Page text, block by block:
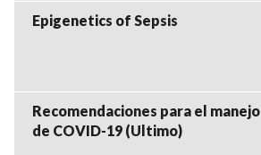
Epigenetics of Sepsis
Recomendaciones para el manejo
de COVID-19 (Ultimo)